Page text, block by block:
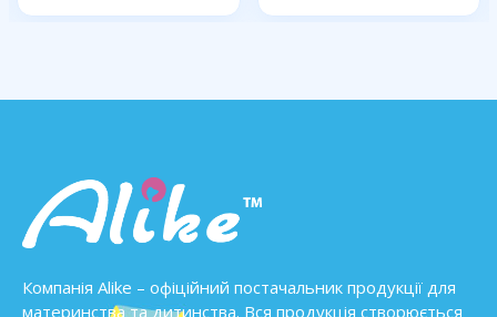
Компанія Alike – офіційний постачальник продукції для
материнства та дитинства. Вся продукція створюється